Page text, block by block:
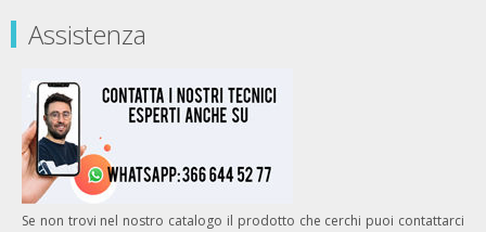
Assistenza
Se non trovi nel nostro catalogo il prodotto che cerchi puoi contattarci